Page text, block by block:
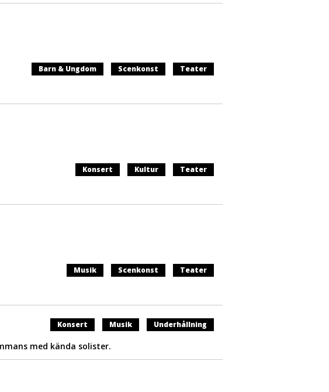
Barn & Ungdom Scenkonst Teater
Konsert Kultur Teater
Musik Scenkonst Teater
med kända solister.
Konsert Musik Underhållning